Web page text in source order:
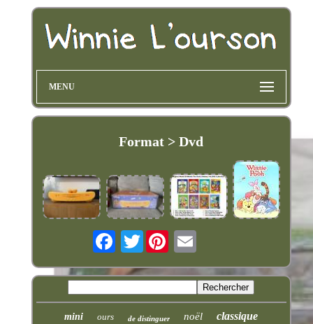
MENU
Format > Dvd
Twitter
mini ours de distinguer noël classique